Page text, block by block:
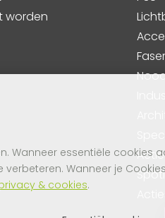
Wanneer essentiële cookies
Wanneer je
& cookies.
worden